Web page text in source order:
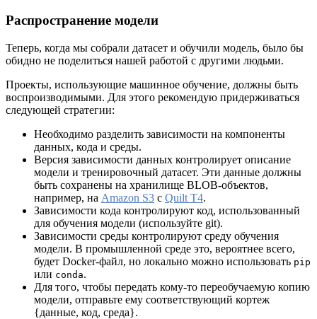
Распространение модели
Теперь, когда мы собрали датасет и обучили модель, было бы
обидно не поделиться нашей работой с другими людьми.
Проекты, использующие машинное обучение, должны быть
воспроизводимыми. Для этого рекомендую придерживаться
следующей стратегии:
Необходимо разделить зависимости на компоненты
данных, кода и среды.
Версия зависимости данных контролирует описание
модели и тренировочный датасет. Эти данные должны
быть сохранены на хранилище BLOB-объектов,
например, на Amazon S3 с Quilt T4.
Зависимости кода контролируют код, использованный
для обучения модели (используйте git).
Зависимости среды контролируют среду обучения
модели. В промышленной среде это, вероятнее всего,
будет Docker-файл, но локально можно использовать pip
или conda.
Для того, чтобы передать кому-то переобучаемую копию
модели, отправьте ему соответствующий кортеж
{данные, код, среда}.